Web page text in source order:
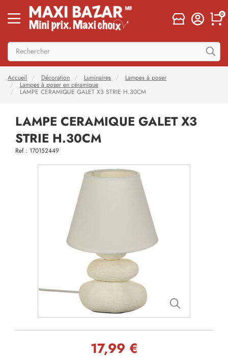
0
Accueil Décoration Luminaires
Lampes à poser
Lampes à poser en céramique
LAMPE CERAMIQUE GALET X3 STRIE H.30CM
LAMPE CERAMIQUE GALET X3
STRIE H.30CM
Ref : 170152449
17,99 €